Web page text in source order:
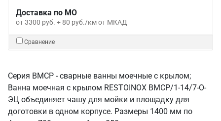
Доставка по МО
от 3300 руб. + 80 руб./км от МКАД
Сравнение
Серия ВМСР - сварные ванны моечные с крылом;
Ванна моечная с крылом RESTOINOX ВМСР/1-14/7-О-
ЭЦ объединяет чашу для мойки и площадку для
доготовки в одном корпусе. Размеры 1400 мм по